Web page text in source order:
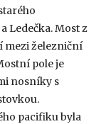
Ledečka. Most z
mezi železniční
pole je
nosníky s
pacifiku byla